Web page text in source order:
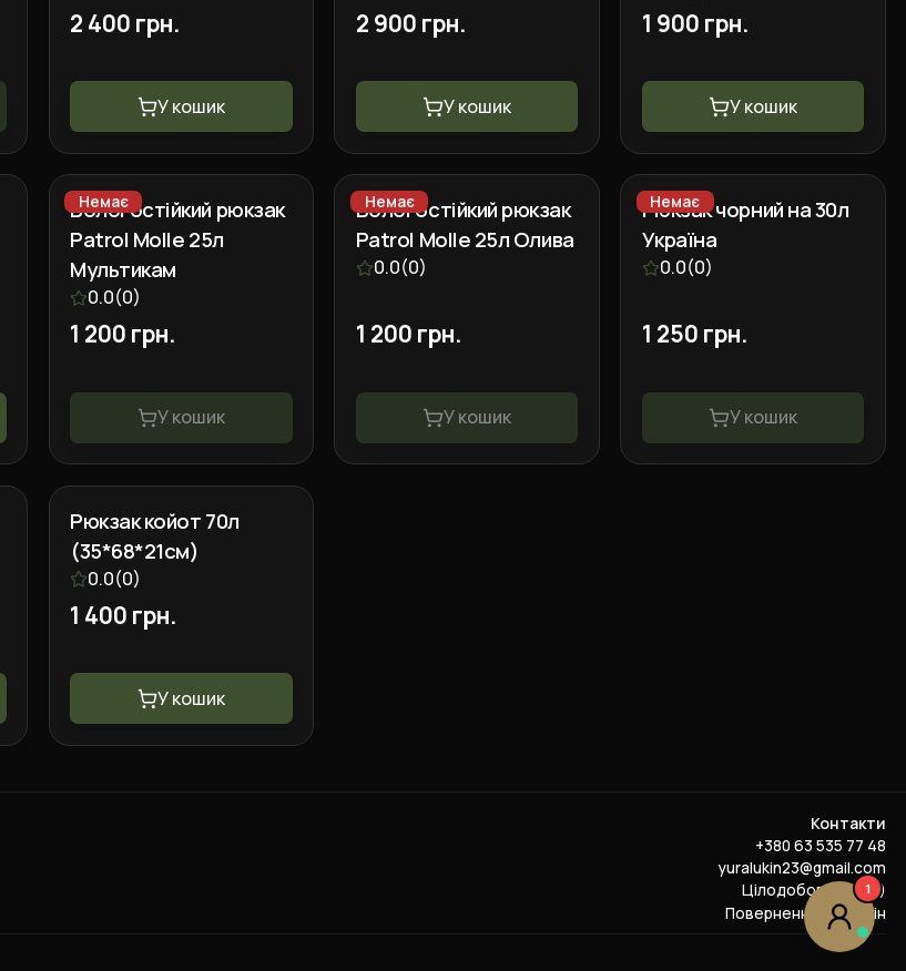
2 400 грн.
У кошик
2 900 грн.
У кошик
1 900 грн.
У кошик
Немає
Вологостійкий рюкзак
Patrol Molle 25л
Мультикам
0.0(0)
1 200 грн.
У кошик
Немає
Вологостійкий рюкзак
Patrol Molle 25л Олива
0.0(0)
1 200 грн.
У кошик
Немає
Рюкзак чорний на 30л
Україна
0.0(0)
1 250 грн.
У кошик
Рюкзак койот 70л
(35*68*21см)
0.0(0)
1 400 грн.
У кошик
Контакти
+380 63 535 77 48
yuralukin23@gmail.com
Цілодобово (24/7)
Повернення та обмін
1